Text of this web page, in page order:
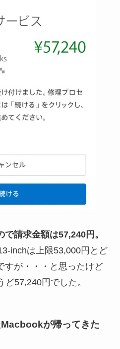
請求金額は57,240円。
inchは上限53,000円とど
すが・・・と思ったけど
57,240円でした。
が帰ってきた